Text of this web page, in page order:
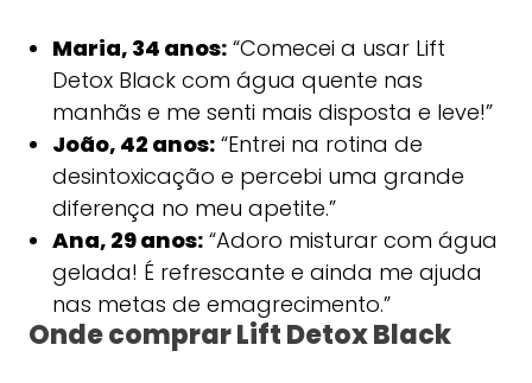
Maria, 34 anos:“Comecei a usar Lift
Detox Black com água quente nas
manhãs e me senti mais disposta e leve!”
João, 42 anos:“Entrei na rotina de
desintoxicação e percebi uma grande
diferença no meu apetite.”
Ana, 29 anos:“Adoro misturar com água
gelada! É refrescante e ainda me ajuda
nas metas de emagrecimento.”
Onde comprar Lift Detox Black